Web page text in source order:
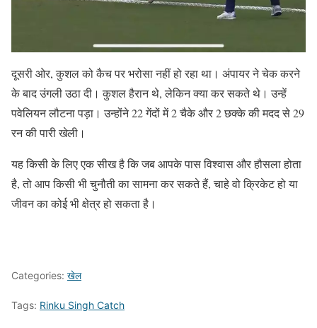
दूसरी ओर, कुशल को कैच पर भरोसा नहीं हो रहा था। अंपायर ने चेक करने
के बाद उंगली उठा दी। कुशल हैरान थे, लेकिन क्या कर सकते थे। उन्हें
पवेलियन लौटना पड़ा। उन्होंने 22 गेंदों में 2 चैके और 2 छक्के की मदद से 29
रन की पारी खेली।
यह किसी के लिए एक सीख है कि जब आपके पास विश्वास और हौसला होता
है, तो आप किसी भी चुनौती का सामना कर सकते हैं, चाहे वो क्रिकेट हो या
जीवन का कोई भी क्षेत्र हो सकता है।
Categories: खेल
Tags: Rinku Singh Catch